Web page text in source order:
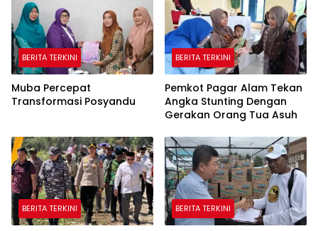
BERITA TERKINI
Muba Percepat
Transformasi Posyandu
BERITA TERKINI
Pemkot Pagar Alam Tekan
Angka Stunting Dengan
Gerakan Orang Tua Asuh
BERITA TERKINI BERITA TERKINI